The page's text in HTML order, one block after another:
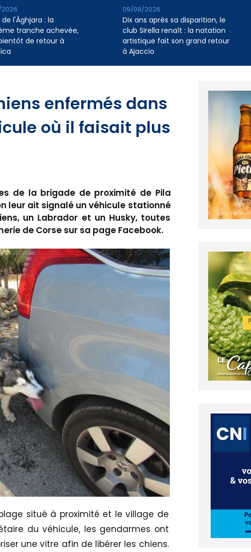
l'Àghjara : la
tranche achevée,
de retour à
Dix ans après sa disparition, le
club Sirella renaît : la natation
artistique fait son grand retour
à Ajaccio
09/08/2026
enfermés dans
où il faisait plus
de la brigade de proximité de Pila
leur ait signalé un véhicule stationné
un Labrador et un Husky, toutes
de Corse sur sa page Facebook.
situé à proximité et le village de
du véhicule, les gendarmes ont
une vitre afin de libérer les chiens.